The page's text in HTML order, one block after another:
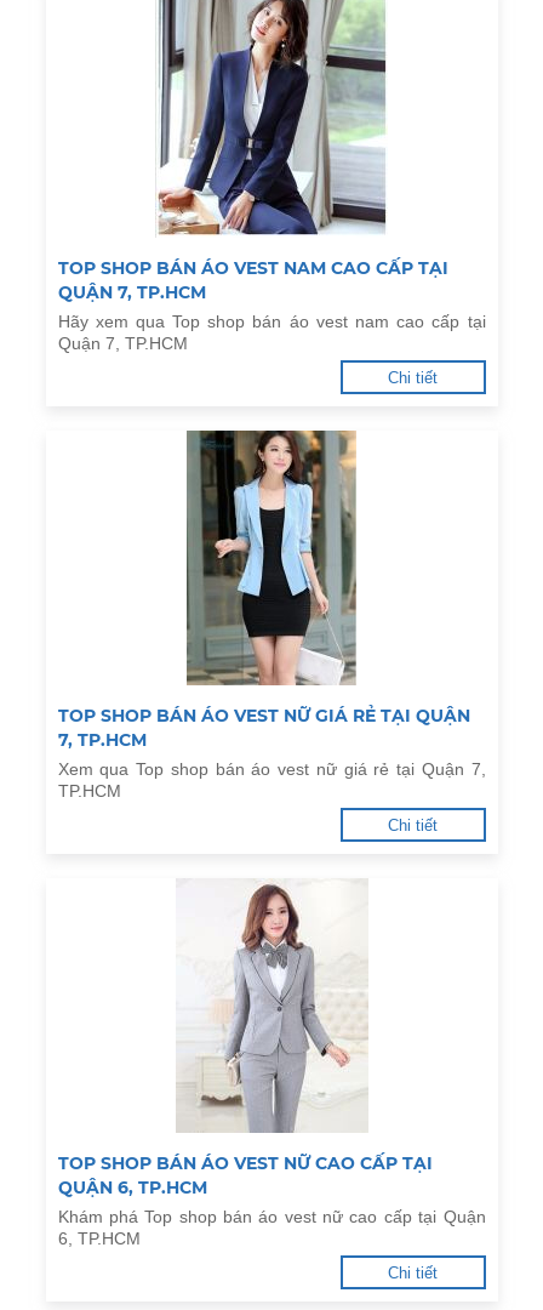
TOP SHOP BÁN ÁO VEST NAM CAO CẤP TẠI
QUẬN 7, TP.HCM
Hãy xem qua Top shop bán áo vest nam cao cấp tại
Quận 7, TP.HCM
Chi tiết
TOP SHOP BÁN ÁO VEST NỮ GIÁ RẺ TẠI QUẬN
7, TP.HCM
Xem qua Top shop bán áo vest nữ giá rẻ tại Quận 7,
TP.HCM
Chi tiết
TOP SHOP BÁN ÁO VEST NỮ CAO CẤP TẠI
QUẬN 6, TP.HCM
Khám phá Top shop bán áo vest nữ cao cấp tại Quận
6, TP.HCM
Chi tiết